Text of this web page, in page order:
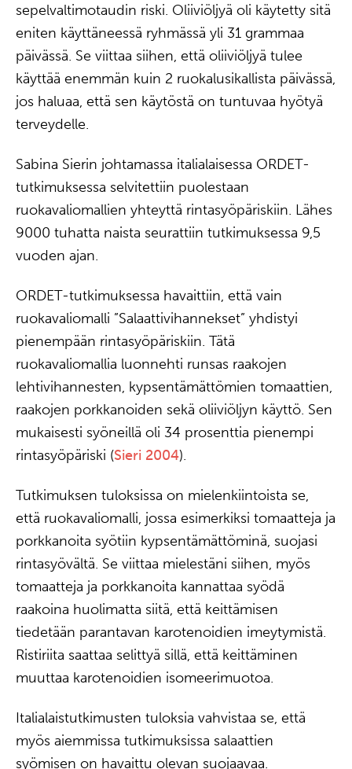
sepelvaltimotaudin riski. Oliiviöljyä oli käytetty sitä
eniten käyttäneessä ryhmässä yli 31 grammaa
päivässä. Se viittaa siihen, että oliiviöljyä tulee
käyttää enemmän kuin 2 ruokalusikallista päivässä,
jos haluaa, että sen käytöstä on tuntuvaa hyötyä
terveydelle.
Sabina Sierin johtamassa italialaisessa ORDET-
tutkimuksessa selvitettiin puolestaan
ruokavaliomallien yhteyttä rintasyöpäriskiin. Lähes
9000 tuhatta naista seurattiin tutkimuksessa 9,5
vuoden ajan.
ORDET-tutkimuksessa havaittiin, että vain
ruokavaliomalli ”Salaattivihannekset” yhdistyi
pienempään rintasyöpäriskiin. Tätä
ruokavaliomallia luonnehti runsas raakojen
lehtivihannesten, kypsentämättömien tomaattien,
raakojen porkkanoiden sekä oliiviöljyn käyttö. Sen
mukaisesti syöneillä oli 34 prosenttia pienempi
rintasyöpäriski (Sieri 2004).
Tutkimuksen tuloksissa on mielenkiintoista se,
että ruokavaliomalli, jossa esimerkiksi tomaatteja ja
porkkanoita syötiin kypsentämättöminä, suojasi
rintasyövältä. Se viittaa mielestäni siihen, myös
tomaatteja ja porkkanoita kannattaa syödä
raakoina huolimatta siitä, että keittämisen
tiedetään parantavan karotenoidien imeytymistä.
Ristiriita saattaa selittyä sillä, että keittäminen
muuttaa karotenoidien isomeerimuotoa.
Italialaistutkimusten tuloksia vahvistaa se, että
myös aiemmissa tutkimuksissa salaattien
syömisen on havaittu olevan suojaavaa.